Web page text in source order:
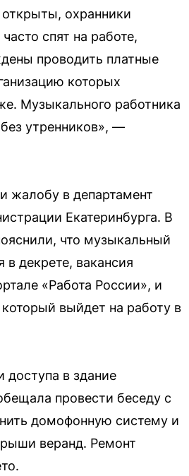
охранники
спят на работе,
проводить платные
которых
Музыкального работника
утренников», —
жалобу в департамент
Екатеринбурга. В
что музыкальный
в декрете, вакансия
«Работа России», и
выйдет на работу в
доступа в здание
провести беседу с
домофонную систему и
веранд. Ремонт